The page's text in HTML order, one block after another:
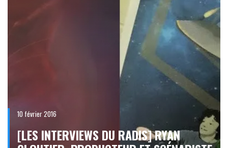
10 février 2016
[LES INTERVIEWS DU RADIS] RYAN